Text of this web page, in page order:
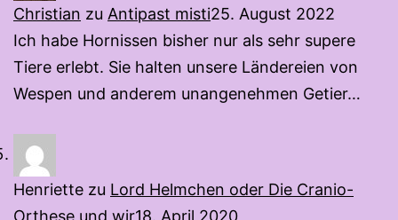
Christian zu Antipast misti25. August 2022
Ich habe Hornissen bisher nur als sehr supere
Tiere erlebt. Sie halten unsere Ländereien von
Wespen und anderem unangenehmen Getier…
Henriette zu Lord Helmchen oder Die Cranio-
Orthese und wir18. April 2020